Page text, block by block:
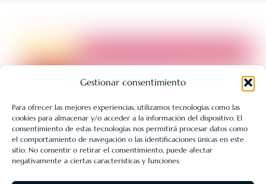
Gestionar consentimiento
Para ofrecer las mejores experiencias, utilizamos tecnologías como las
cookies para almacenar y/o acceder a la información del dispositivo. El
consentimiento de estas tecnologías nos permitirá procesar datos como
el comportamiento de navegación o las identificaciones únicas en este
sitio. No consentir o retirar el consentimiento, puede afectar
negativamente a ciertas características y funciones.
LIBRERÍA UNIVERSITARIA LEÓN 1980 SLL ha sido beneficiaria
de Fondos Europeos, cuyo objetivo es la mejora de la
competitividad de las PYMES, y gracias al cual ha puesto en
marcha un Plan de Acción con el objetivo de reforzar la